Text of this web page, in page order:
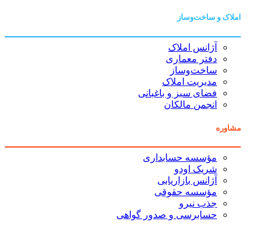
املاک و ساخت‌وساز
آژانس املاک
دفتر معماری
ساخت‌وساز
مدیریت املاک
فضای سبز و باغبانی
انجمن مالکان
مشاوره
مؤسسه حسابداری
شریک اودو
آژانس بازاریابی
مؤسسه حقوقی
جذب نیرو
حسابرسی و صدور گواهی